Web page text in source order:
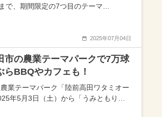
で、期間限定の7つ目のテーマ…
2025年07月04日
市の農業テーマパークで7万球
BBQやカフェも！
業テーマパーク「陸前高田ワタミオー
年5月3日（土）から「うみともり…